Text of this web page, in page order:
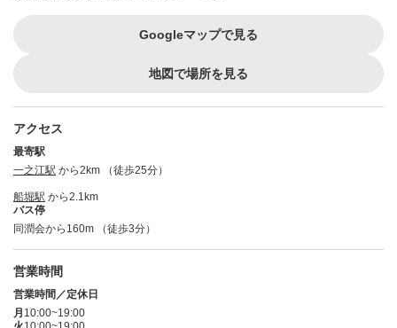
Googleマップで見る
地図で場所を見る
アクセス
最寄駅
一之江駅 から2km （徒歩25分）
船堀駅 から2.1km
バス停
同潤会から160m （徒歩3分）
営業時間
営業時間／定休日
月 10:00~19:00